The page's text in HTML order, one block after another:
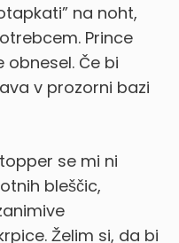
na noht,
Prince
obnesel. Če bi
v prozorni bazi
topper se mi ni
bleščic,
Želim si, da bi